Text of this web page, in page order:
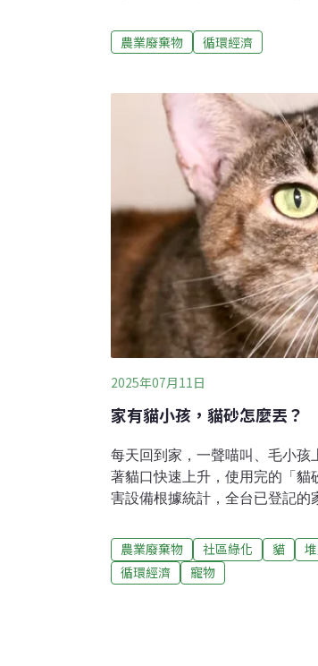
時候，它只是還沒有被重新理解
美世界」為使命的美科實業，14
打「先護手再清潔」概念的胺基
茶、CAMA CAFE、阜杭豆漿
會、天使心家族基金會等公益
單一品牌的亮相，而是一次更
經理陳俊偉在發表會中說，品
是讓
農業廢棄物 循環經濟
2025年07月11日
家有貓小孩，貓砂怎麼丟？
每天回到家，一聲喵叫、毛小孩
著貓口快速上升，使用完的「貓
害設備根據統計，全台已登記的
凝結砂約占四成，剩下一成為木
天然泥土質地，深受飼主喜愛。
量驚人。依照現行法規，貓砂被
農業廢棄物 社區綠化 貓
循環經濟
寵物